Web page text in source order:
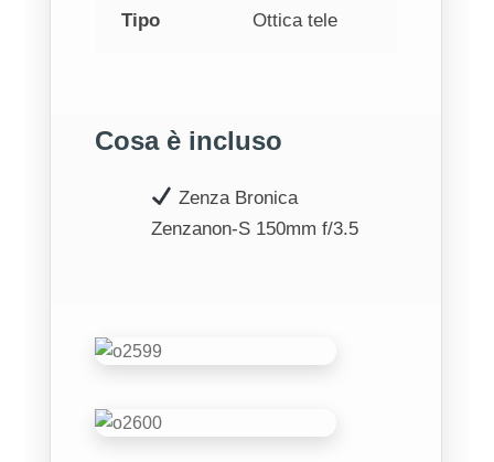
Tipo Ottica tele
Cosa è incluso
Zenza Bronica
Zenzanon‑S 150mm f/3.5